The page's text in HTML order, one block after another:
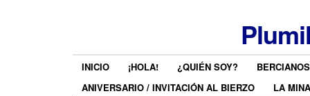
INICIO ¡HOLA! ¿QUIÉN SOY?
ANIVERSARIO / INVITACIÓN AL BIERZO
LA MINA